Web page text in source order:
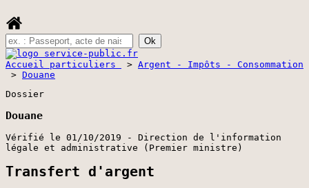
Accueil particuliers > Argent - Impôts - Consommation
> Douane
Dossier
Douane
Vérifié le 01/10/2019 - Direction de l'information
légale et administrative (Premier ministre)
Transfert d'argent